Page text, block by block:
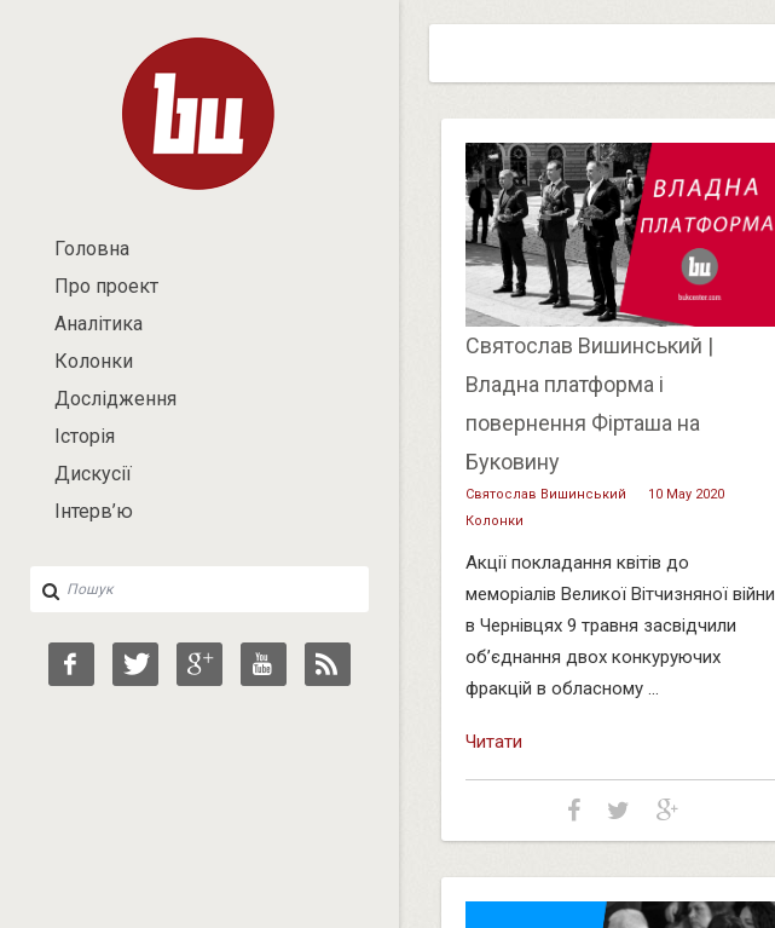
Головна
Про проект
Аналітика
Колонки
Дослідження
Історія
Дискусії
Інтерв’ю
Святослав Вишинський |
Владна платформа і
повернення Фірташа на
Буковину
Святослав Вишинський
10 May 2020
Колонки
Акції покладання квітів до
меморіалів Великої Вітчизняної війни
в Чернівцях 9 травня засвідчили
об’єднання двох конкуруючих
фракцій в обласному ...
Читати